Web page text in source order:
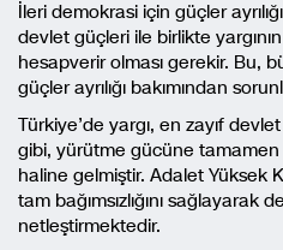
İleri demokrasi için güçler
devlet güçleri ile birlikte
hesapverir olması gerekir. Bu,
güçler ayrılığı bakımından
Türkiye’de yargı, en zayıf
gibi, yürütme gücüne tamamen
haline gelmiştir. Adalet Yüksek
tam bağımsızlığını sağlayarak
netleştirmektedir.